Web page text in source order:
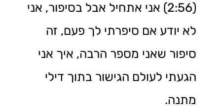
(2:56) אני אתחיל אבל בסיפור, אני
לא יודע אם סיפרתי לך פעם, זה
סיפור שאני מספר הרבה, איך אני
הגעתי לעולם הגישור בתוך דילי
מתנה.